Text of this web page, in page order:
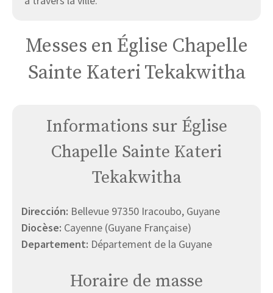
Messes en Église Chapelle
Sainte Kateri Tekakwitha
Informations sur Église
Chapelle Sainte Kateri
Tekakwitha
Dirección: Bellevue 97350 Iracoubo, Guyane
Diocèse: Cayenne (Guyane Française)
Departement: Département de la Guyane
Horaire de masse